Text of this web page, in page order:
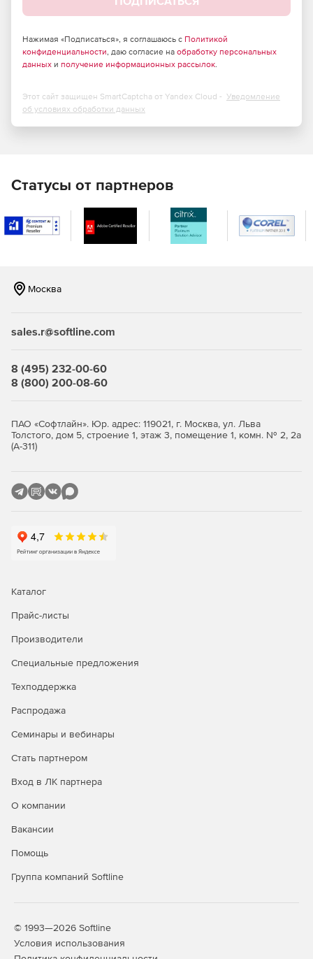
Нажимая «Подписаться», я соглашаюсь с Политикой
конфиденциальности, даю согласие на обработку персональных
данных и получение информационных рассылок.
Этот сайт защищен SmartCaptcha от Yandex Cloud - Уведомление
об условиях обработки данных
Статусы от партнеров
Москва
sales.r@softline.com
8 (495) 232-00-60
8 (800) 200-08-60
ПАО «Софтлайн». Юр. адрес: 119021, г. Москва, ул. Льва
Толстого, дом 5, строение 1, этаж 3, помещение 1, комн. № 2, 2а
(А-311)
Каталог
Прайс-листы
Производители
Специальные предложения
Техподдержка
Распродажа
Семинары и вебинары
Стать партнером
Вход в ЛК партнера
О компании
Вакансии
Помощь
Группа компаний Softline
© 1993—2026 Softline
Условия использования